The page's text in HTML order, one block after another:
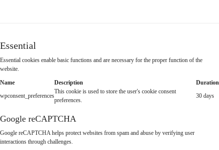
Essential
Essential cookies enable basic functions and are necessary for the proper function of the
website.
Name
Description
Duration
wpconsent_preferences
This cookie is used to store the user's cookie consent
preferences.
30 days
Google reCAPTCHA
Google reCAPTCHA helps protect websites from spam and abuse by verifying user
interactions through challenges.